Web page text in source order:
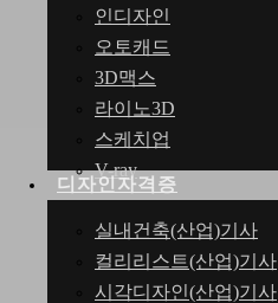
인디자인
오토캐드
3D맥스
라이노3D
스케치업
V-ray
디자인자격증
실내건축(산업)기사
컬리리스트(산업)기사
시각디자인(산업)기사